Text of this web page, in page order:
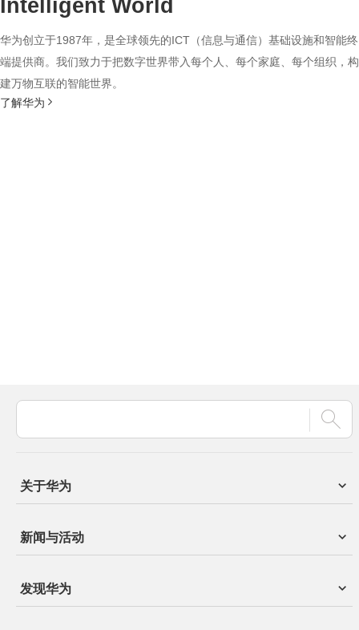
Intelligent World
华为创立于1987年，是全球领先的ICT（信息与通信）基础设施和智能终
端提供商。我们致力于把数字世界带入每个人、每个家庭、每个组织，构
建万物互联的智能世界。
了解华为
关于华为
新闻与活动
发现华为